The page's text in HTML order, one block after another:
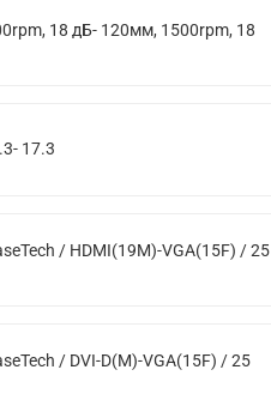
18 дБ- 120мм, 1500rpm, 18
17.3
/ HDMI(19M)-VGA(15F) / 25
/ DVI-D(M)-VGA(15F) / 25